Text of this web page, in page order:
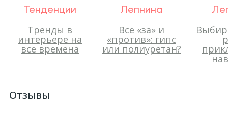
Тенденции
Тренды в
интерьере на
все времена
Лепнина
Все «за» и
«против»: гипс
или полиуретан?
Отзывы